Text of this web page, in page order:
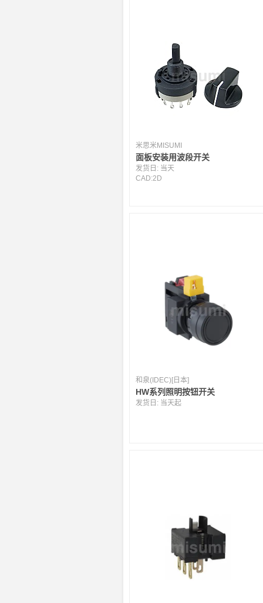
米思米MISUMI
面板安装用波段开关
发货日: 当天
CAD:2D
和泉(IDEC)[日本]
HW系列照明按钮开关
发货日: 当天起